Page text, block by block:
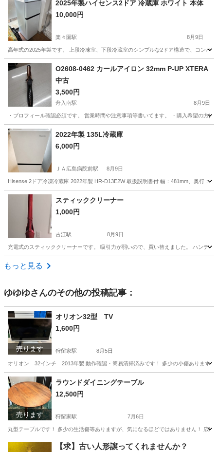
2025年製ハイセンス2ドア 冷蔵庫 ホワイト 本体
10,000円
楽々園駅 8月9日
高年式の2025年製です。 上段冷凍室、下段冷蔵室のシンプルな2ドア構造で、コンパ
広島 広島市 キッチン家電
O2608-0462 カールアイロン 32mm P-UP XTERA
中古
3,500円
舟入南駅 8月9日
・プロフィール確認必須です。 営業時間や注意事項等書いてます。 ・購入希望の方
広島 広島市 舟入南駅 美容家電
2022年製 135L冷蔵庫
6,000円
ＪＡ広島病院前駅 8月9日
Hisense 2ドア冷凍冷蔵庫 2022年製 HR-D13E2W 取扱説明書付 幅：481mm、奥行：
広島 廿日市市 ＪＡ広島病院前駅
スティッククリーナー
1,000円
古江駅 8月9日
充電式のスティッククリーナーです。 吸引力が弱いので、買い替えました。 ハンデ
広島 広島市
もっと見る
ゆゆゆさんのその他の投稿記事：
売ります
オリオン32型 TV
1,600円
狩留家駅 8月5日
オリオン 32インチ 2013年製 動作確認・簡易清掃済みです！ 多少の小傷ありますが
広島 広島市 狩留家駅 テレビ オリオン
売ります
ラウンドダイニングテーブル
12,500円
狩留家駅 7月6日
丸型テーブルです！ 多少の生活傷等ありますが、気になるほどではありません！ 広
狩留家駅 テーブル
【求】古い人形譲ってくれませんか？